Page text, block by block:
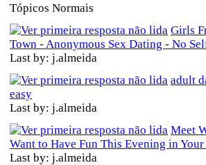
Tópicos Normais
Girls
Town - Anonymous Sex Dating - No
Last by: j.almeida
adult
easy
Last by: j.almeida
Meet
Want to Have Fun This Evening in
Last by: j.almeida